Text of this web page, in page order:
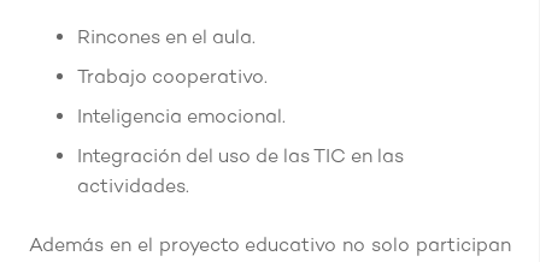
Rincones en el aula.
Trabajo cooperativo.
Inteligencia emocional.
Integración del uso de las TIC en las
actividades.
Además en el proyecto educativo no solo participan